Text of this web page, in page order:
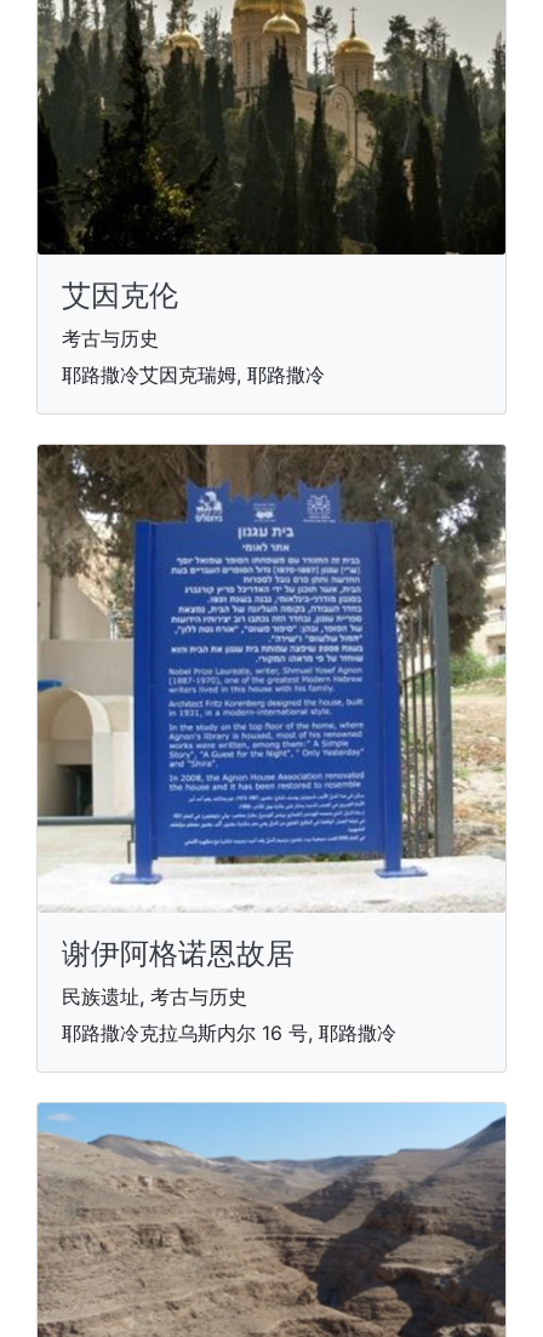
艾因克伦
考古与历史
耶路撒冷艾因克瑞姆, 耶路撒冷
谢伊阿格诺恩故居
民族遗址, 考古与历史
耶路撒冷克拉乌斯内尔 16 号, 耶路撒冷